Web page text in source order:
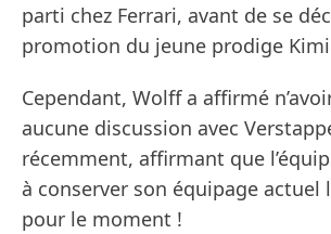
parti chez Ferrari, avant de se
promotion du jeune prodige
Cependant, Wolff a affirmé
aucune discussion avec
récemment, affirmant que
à conserver son équipage actuel
pour le moment !